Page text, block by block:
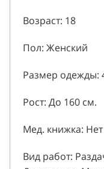
Возраст: 18
Пол: Женский
Размер одежды:
Рост: До 160 см.
Мед. книжка: Нет
Вид работ: